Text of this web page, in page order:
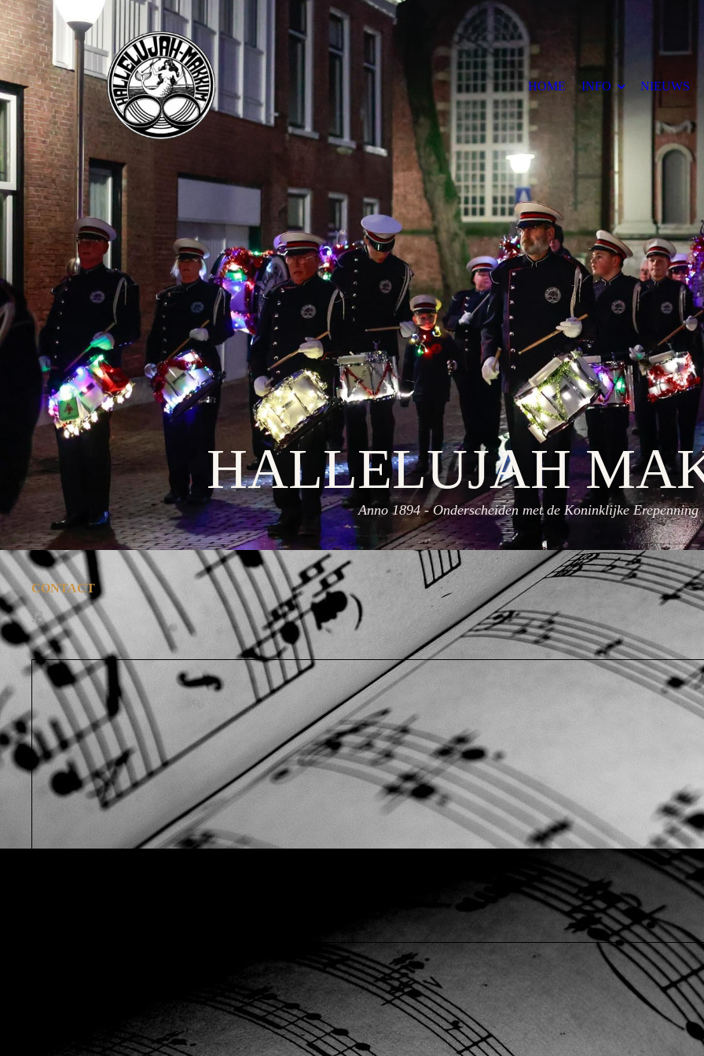
HOME INFO NIEUWS
HALLELUJAH
Anno 1894 - Onderscheiden met de Koninklijke Erepenning
CONTACT